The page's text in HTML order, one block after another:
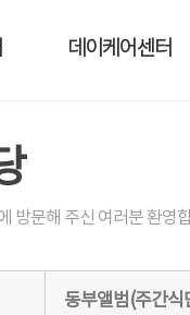
데이케어센터
방문해 주신 여러분 환영
동부앨범(주간식